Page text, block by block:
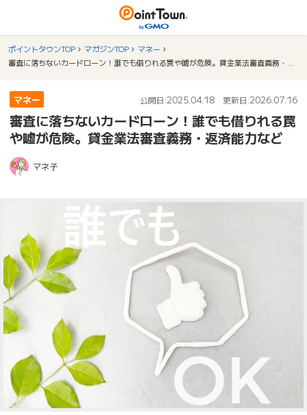
ポイントタウンTOP マガジンTOP
マネー
マネー 公開日:2025.04.18 更新日:2026.07.16
審査に落ちないカードローン！誰でも借りれる罠
や嘘が危険。貸金業法審査義務・返済能力など
マネ子